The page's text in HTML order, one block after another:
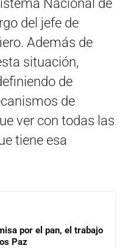
Nacional de
del jefe de
Además de
situación,
de
de
ver con todas las
tiene esa
por el pan, el trabajo
Paz